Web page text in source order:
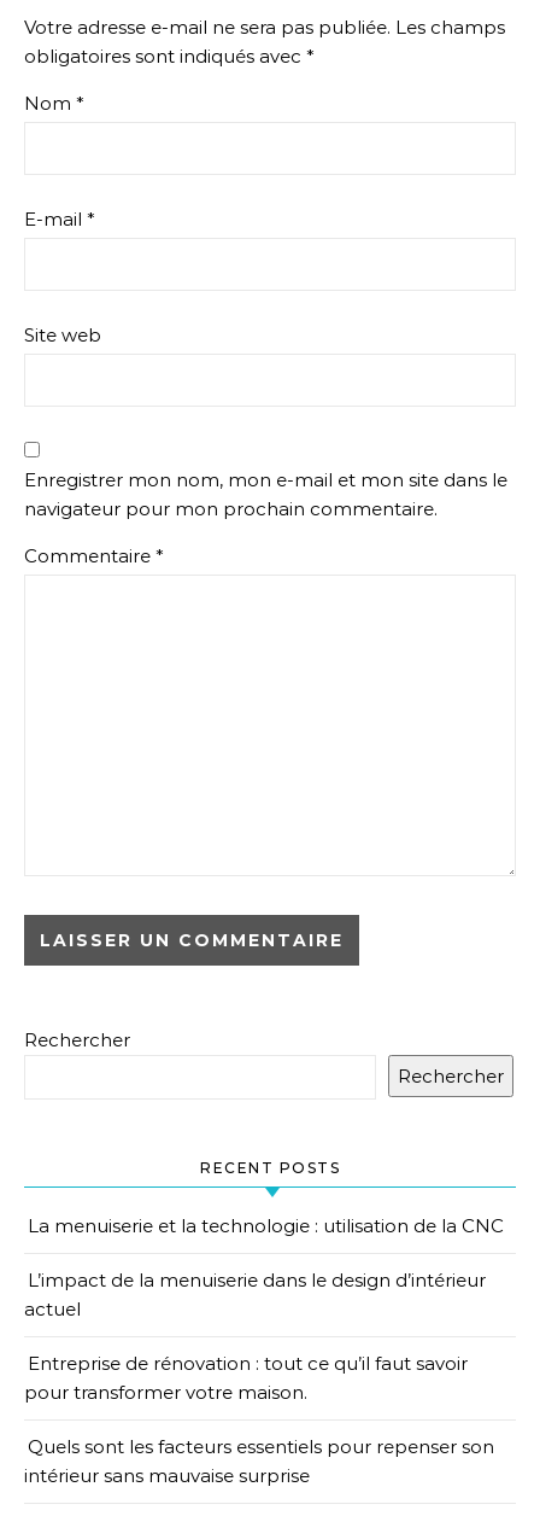
Votre adresse e-mail ne sera pas publiée. Les champs
obligatoires sont indiqués avec *
Nom *
E-mail *
Site web
Enregistrer mon nom, mon e-mail et mon site dans le
navigateur pour mon prochain commentaire.
Commentaire *
Rechercher
Rechercher
RECENT POSTS
La menuiserie et la technologie : utilisation de la CNC
L’impact de la menuiserie dans le design d’intérieur
actuel
Entreprise de rénovation : tout ce qu’il faut savoir
pour transformer votre maison.
Quels sont les facteurs essentiels pour repenser son
intérieur sans mauvaise surprise